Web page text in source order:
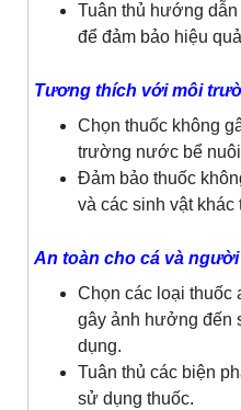
Tuân thủ hướng
để đảm bảo hiệu
Tương thích với môi
Chọn thuốc không
trường nước bể
Đảm bảo thuốc
và các sinh vật khác
An toàn cho cá và
Chọn các loại thuốc
gây ảnh hưởng đến
dụng.
Tuân thủ các biện
sử dụng thuốc.